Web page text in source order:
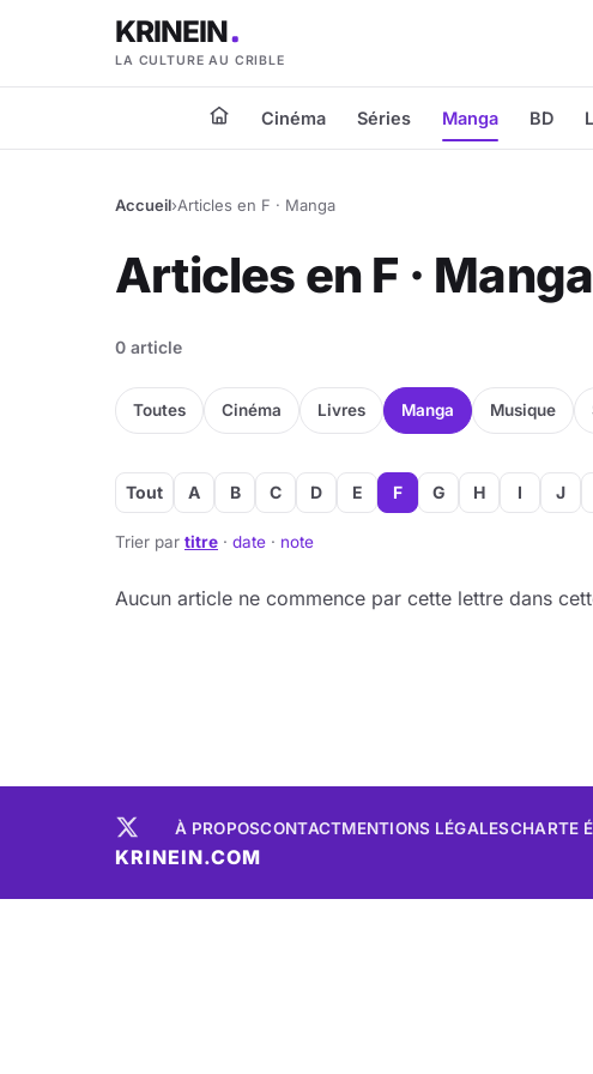
KRINEIN
LA CULTURE AU CRIBLE
Cinéma Séries Manga BD
Accueil›Articles en F · Manga
Articles en F · Manga
0 article
Toutes Cinéma Livres Manga Musique
Tout A B C D E F G H I J
Trier par titre · date · note
Aucun article ne commence par cette lettre dans
À PROPOSCONTACTMENTIONS LÉGALESCHARTE
KRINEIN.COM